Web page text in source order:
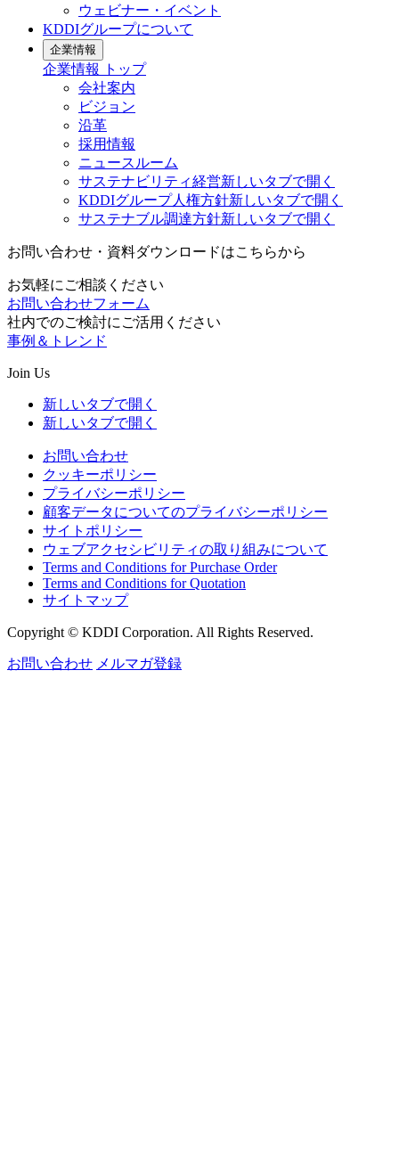
ウェビナー・イベント
KDDIグループについて
企業情報
企業情報
トップ
会社案内
ビジョン
沿革
採用情報
ニュースルーム
サステナビリティ経営新しいタブで開く
KDDIグループ人権方針新しいタブで開く
サステナブル調達方針新しいタブで開く
お問い合わせ・資料ダウンロードはこちらから
お気軽にご相談ください
お問い合わせフォーム
社内でのご検討にご活用ください
事例＆トレンド
Join Us
新しいタブで開く
新しいタブで開く
お問い合わせ
クッキーポリシー
プライバシーポリシー
顧客データについてのプライバシーポリシー
サイトポリシー
ウェブアクセシビリティの取り組みについて
Terms and Conditions for Purchase Order
Terms and Conditions for Quotation
サイトマップ
Copyright © KDDI Corporation. All Rights Reserved.
お問い合わせ メルマガ登録